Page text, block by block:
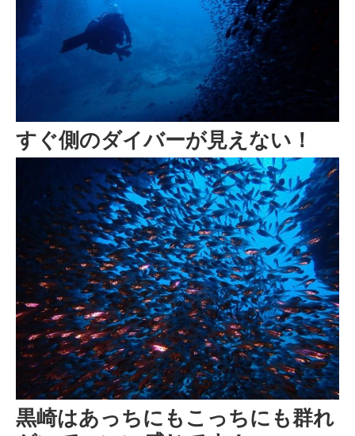
すぐ側のダイバーが見えない！
黒崎はあっちにもこっちにも群れ